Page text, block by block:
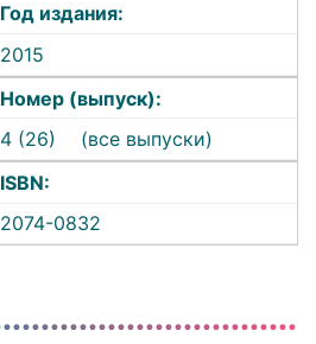
Год издания:
2015
Номер (выпуск):
4 (26)
(все выпуски)
ISBN:
2074-0832